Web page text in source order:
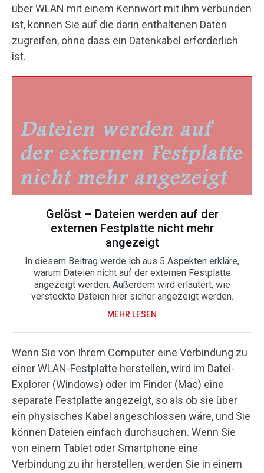
über WLAN mit einem Kennwort mit ihm verbunden
ist, können Sie auf die darin enthaltenen Daten
zugreifen, ohne dass ein Datenkabel erforderlich
ist.
Gelöst – Dateien werden auf der
externen Festplatte nicht mehr
angezeigt
In diesem Beitrag werde ich aus 5 Aspekten erkläre,
warum Dateien nicht auf der externen Festplatte
angezeigt werden. Außerdem wird erläutert, wie
versteckte Dateien hier sicher angezeigt werden.
MEHR LESEN
Wenn Sie von Ihrem Computer eine Verbindung zu
einer WLAN-Festplatte herstellen, wird im Datei-
Explorer (Windows) oder im Finder (Mac) eine
separate Festplatte angezeigt, so als ob sie über
ein physisches Kabel angeschlossen wäre, und Sie
können Dateien einfach durchsuchen. Wenn Sie
von einem Tablet oder Smartphone eine
Verbindung zu ihr herstellen, werden Sie in einem